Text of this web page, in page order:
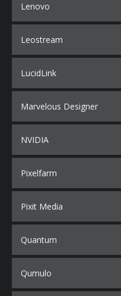
Lenovo
Leostream
LucidLink
Marvelous Designer
NVIDIA
Pixelfarm
Pixit Media
Quantum
Qumulo